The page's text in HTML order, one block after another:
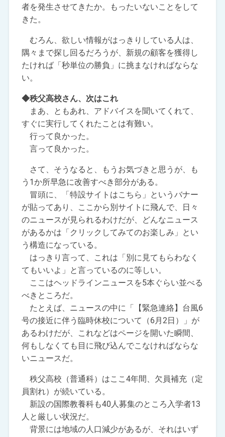
者を発生させてきたか。もったいないことをして
きた。
むろん、欲しい情報がはっきりしている人は、
隅々まで探し回るだろうが、新規の顧客を獲得し
たければ「秒単位の勝負」に挑まなければならな
い。
◆秩父高校さん、次はこれ
まあ、ともあれ、アドバイスを聞いてくれて、
すぐに実行してくれたことは有難い。
行って良かった。
言って良かった。
さて、そうなると、もうお気づきと思うが、も
う1か所早急に改善すべき部分がある。
冒頭に、「特設サイトはこちら」というバナー
が貼ってあり、ここから別サイトに飛んで、日々
のニュースが見られるわけだが、どんなニュース
があるかは「クリックしてみてのお楽しみ」とい
う構造になっている。
はっきり言って、これは「別に見てもらわなく
てもいいよ」と言っているのに等しい。
ここはヘッドラインニュースを5本ぐらい並べる
べきところだ。
たとえば、ニュースの中に「【緊急連絡】台風6
号の接近に伴う臨時休校について（6月2日）」が
あるわけだが、これなどはページを開いた瞬間、
何もしなくても目に飛び込んでこなければならな
いニュースだ。
秩父高校（普通科）はここ4年間、欠員補充（定
員割れ）が続いている。
新設の国際教養科も40人募集のところ入学者13
人と厳しい状況だ。
背景には地域の人口減少があるが、それはいず